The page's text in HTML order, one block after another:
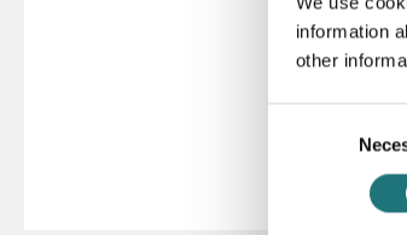
information
other